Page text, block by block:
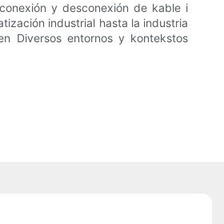
y desconexión de kable i
industrial hasta la industria
Diversos entornos y kontekstos